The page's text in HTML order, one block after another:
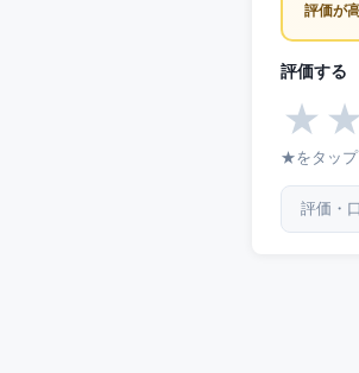
評価が
評価する
★ ★
★をタップ
評価・